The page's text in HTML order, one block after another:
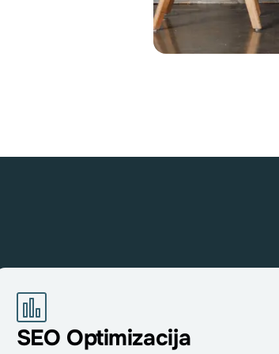
SEO Optimizacija